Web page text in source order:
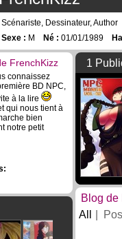
Scénariste, Dessinateur, Author
Sexe : M Né : 01/01/1989
FrenchKizz
connaissez
BD NPC,
à la lire
qui nous tient à
bien
notre petit
1
Blog de
All